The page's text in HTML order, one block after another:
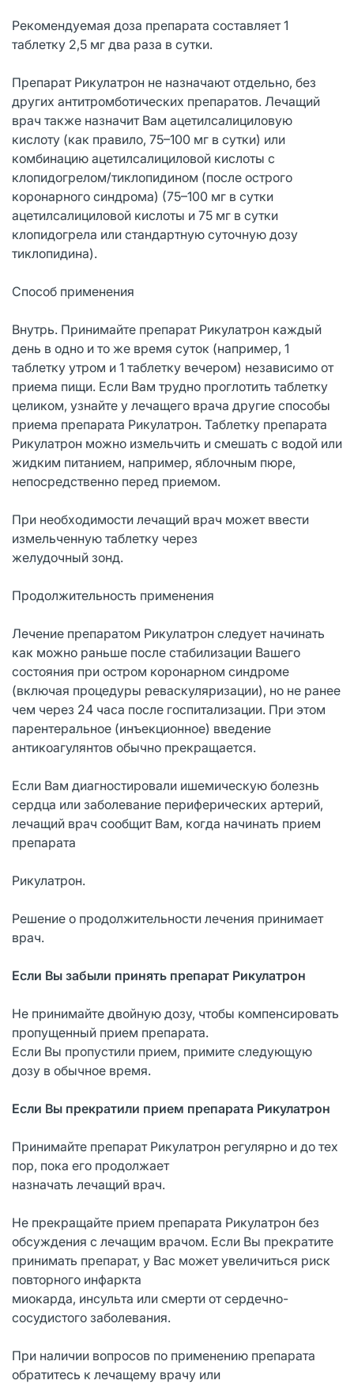
Рекомендуемая доза препарата составляет 1
таблетку 2,5 мг два раза в сутки.
Препарат Рикулатрон не назначают отдельно, без
других антитромботических препаратов. Лечащий
врач также назначит Вам ацетилсалициловую
кислоту (как правило, 75–100 мг в сутки) или
комбинацию ацетилсалициловой кислоты с
клопидогрелом/тиклопидином (после острого
коронарного синдрома) (75–100 мг в сутки
ацетилсалициловой кислоты и 75 мг в сутки
клопидогрела или стандартную суточную дозу
тиклопидина).
Способ применения
Внутрь. Принимайте препарат Рикулатрон каждый
день в одно и то же время суток (например, 1
таблетку утром и 1 таблетку вечером) независимо от
приема пищи. Если Вам трудно проглотить таблетку
целиком, узнайте у лечащего врача другие способы
приема препарата Рикулатрон. Таблетку препарата
Рикулатрон можно измельчить и смешать с водой или
жидким питанием, например, яблочным пюре,
непосредственно перед приемом.
При необходимости лечащий врач может ввести
измельченную таблетку через
желудочный зонд.
Продолжительность применения
Лечение препаратом Рикулатрон следует начинать
как можно раньше после стабилизации Вашего
состояния при остром коронарном синдроме
(включая процедуры реваскуляризации), но не ранее
чем через 24 часа после госпитализации. При этом
парентеральное (инъекционное) введение
антикоагулянтов обычно прекращается.
Если Вам диагностировали ишемическую болезнь
сердца или заболевание периферических артерий,
лечащий врач сообщит Вам, когда начинать прием
препарата
Рикулатрон.
Решение о продолжительности лечения принимает
врач.
Если Вы забыли принять препарат Рикулатрон
Не принимайте двойную дозу, чтобы компенсировать
пропущенный прием препарата.
Если Вы пропустили прием, примите следующую
дозу в обычное время.
Если Вы прекратили прием препарата Рикулатрон
Принимайте препарат Рикулатрон регулярно и до тех
пор, пока его продолжает
назначать лечащий врач.
Не прекращайте прием препарата Рикулатрон без
обсуждения с лечащим врачом. Если Вы прекратите
принимать препарат, у Вас может увеличиться риск
повторного инфаркта
миокарда, инсульта или смерти от сердечно-
сосудистого заболевания.
При наличии вопросов по применению препарата
обратитесь к лечащему врачу или